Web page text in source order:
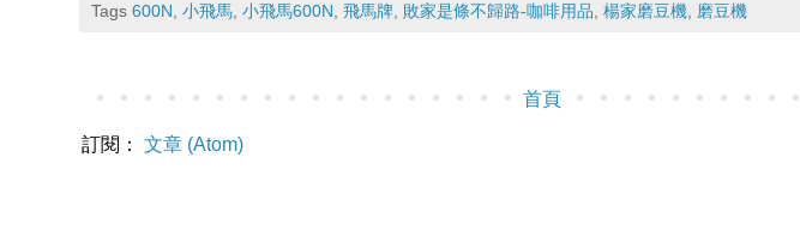
Tags 600N, 小飛馬, 小飛馬600N, 飛馬牌, 敗家是條不歸路-咖啡用品, 楊家磨豆機, 磨豆機
首頁
訂閱： 文章 (Atom)